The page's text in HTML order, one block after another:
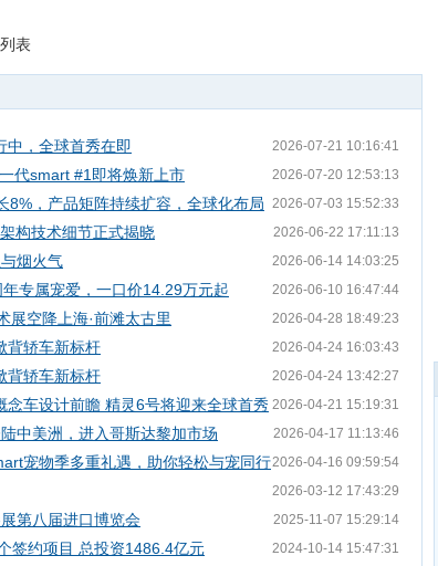
表
2026-07-21 10:16:41
中，全球首秀在即
2026-07-20 12:53:13
代smart #1即将焕新上市
2026-07-03 15:52:33
，产品矩阵持续扩容，全球化布局
2026-06-22 17:11:13
构技术细节正式揭晓
2026-06-14 14:03:25
烟火气
2026-06-10 16:47:44
专属宠爱，一口价14.29万元起
2026-04-28 18:49:23
展空降上海·前滩太古里
2026-04-24 16:03:43
背轿车新标杆
2026-04-24 13:42:27
背轿车新标杆
2026-04-21 15:19:31
车设计前瞻 精灵6号将迎来全球首秀
2026-04-17 11:13:46
中美洲，进入哥斯达黎加市场
2026-04-16 09:59:54
宠物季多重礼遇，助你轻松与宠同行
2026-03-12 17:43:29
2025-11-07 15:29:14
第八届进口博览会
2024-10-14 15:47:31
签约项目 总投资1486.4亿元